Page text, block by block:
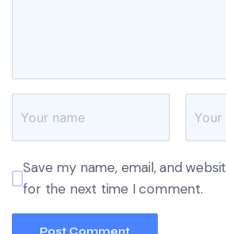
Save my name, email, and
for the next time I comment.